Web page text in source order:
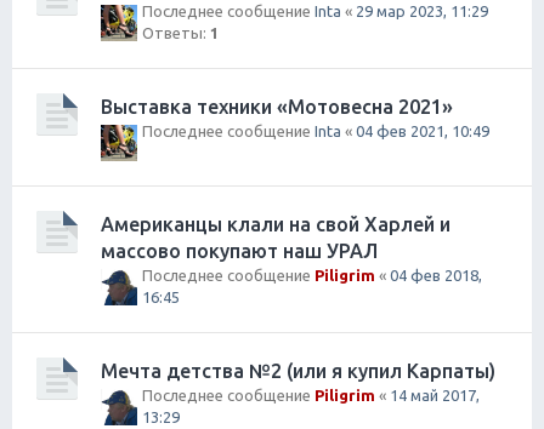
Последнее сообщение Inta « 29 мар 2023, 11:29
Ответы: 1
Выставка техники «Мотовесна 2021»
Последнее сообщение Inta « 04 фев 2021, 10:49
Американцы клали на свой Харлей и
массово покупают наш УРАЛ
Последнее сообщение Piligrim « 04 фев 2018,
16:45
Мечта детства №2 (или я купил Карпаты)
Последнее сообщение Piligrim « 14 май 2017,
13:29